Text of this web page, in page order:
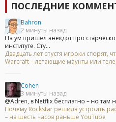
ПОСЛЕДНИЕ
Bahron
2 минуты назад
На ум пришёл анекдот про
институте. Сту...
Двадцать лет спустя игроки
Warcraft – летающие маунты или
Cohen
3 минуты назад
@Adren, в Netflix бесплатно – но там
Почему Rockstar решила устроить
– на шесть часов раньше YouTube